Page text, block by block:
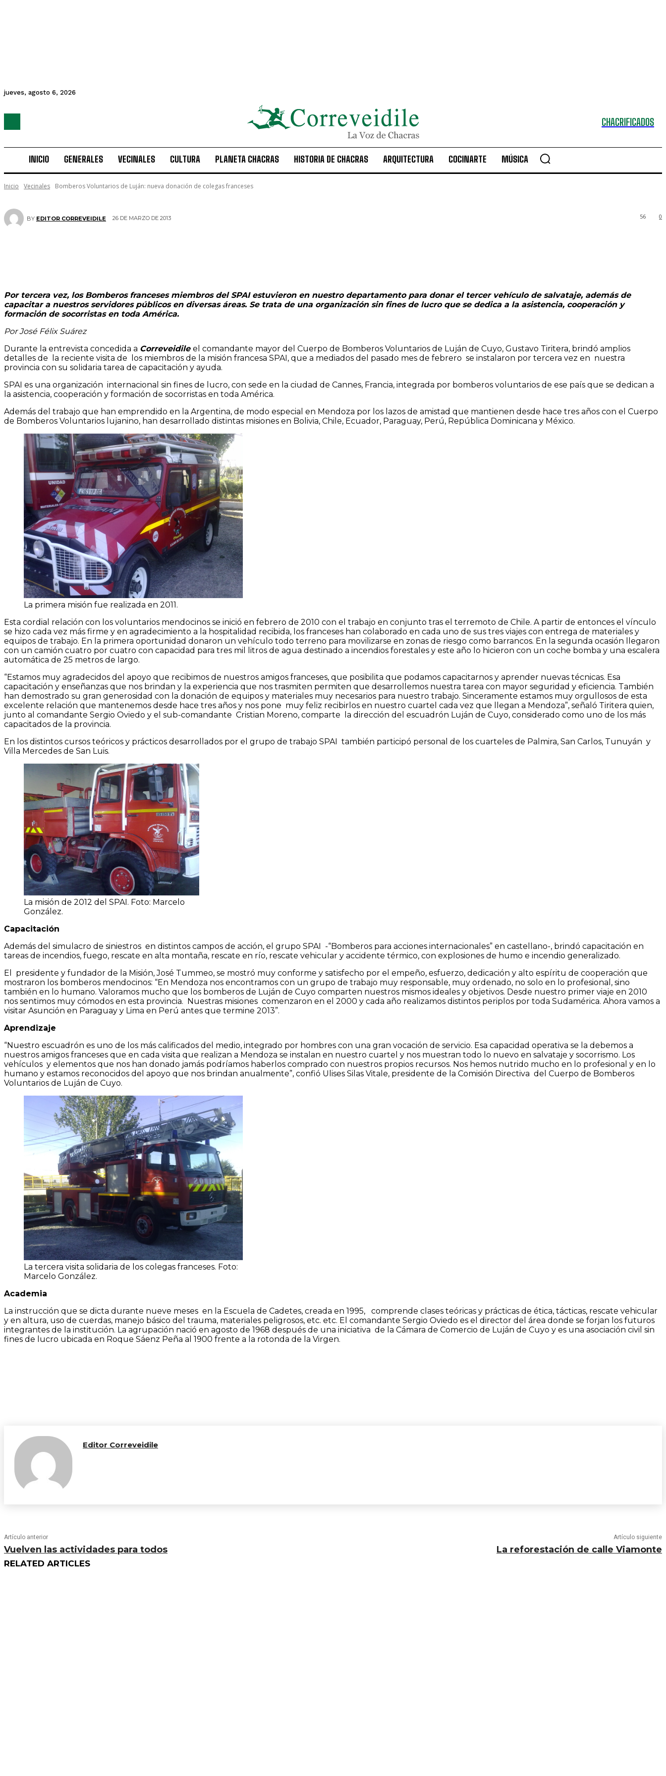
jueves, agosto 6, 2026
CHACRIFICADOS
INICIO GENERALES VECINALES CULTURA PLANETA CHACRAS HISTORIA DE CHACRAS ARQUITECTURA COCINARTE MÚSICA
Inicio Vecinales Bomberos Voluntarios de Luján: nueva donación de colegas franceses
BY EDITOR CORREVEIDILE 26 DE MARZO DE 2013 0
56
Por tercera vez, los Bomberos franceses miembros del SPAI estuvieron en nuestro departamento para donar el tercer vehículo de salvataje, además de
capacitar a nuestros servidores públicos en diversas áreas. Se trata de una organización sin fines de lucro que se dedica a la asistencia, cooperación y
formación de socorristas en toda América.
Por José Félix Suárez
Durante la entrevista concedida a Correveidile el comandante mayor del Cuerpo de Bomberos Voluntarios de Luján de Cuyo, Gustavo Tiritera, brindó amplios
detalles de la reciente visita de los miembros de la misión francesa SPAI, que a mediados del pasado mes de febrero se instalaron por tercera vez en nuestra
provincia con su solidaria tarea de capacitación y ayuda.
SPAI es una organización internacional sin fines de lucro, con sede en la ciudad de Cannes, Francia, integrada por bomberos voluntarios de ese país que se dedican a
la asistencia, cooperación y formación de socorristas en toda América.
Además del trabajo que han emprendido en la Argentina, de modo especial en Mendoza por los lazos de amistad que mantienen desde hace tres años con el Cuerpo
de Bomberos Voluntarios lujanino, han desarrollado distintas misiones en Bolivia, Chile, Ecuador, Paraguay, Perú, República Dominicana y México.
La primera misión fue realizada en 2011.
Esta cordial relación con los voluntarios mendocinos se inició en febrero de 2010 con el trabajo en conjunto tras el terremoto de Chile. A partir de entonces el vínculo
se hizo cada vez más firme y en agradecimiento a la hospitalidad recibida, los franceses han colaborado en cada uno de sus tres viajes con entrega de materiales y
equipos de trabajo. En la primera oportunidad donaron un vehículo todo terreno para movilizarse en zonas de riesgo como barrancos. En la segunda ocasión llegaron
con un camión cuatro por cuatro con capacidad para tres mil litros de agua destinado a incendios forestales y este año lo hicieron con un coche bomba y una escalera
automática de 25 metros de largo.
“Estamos muy agradecidos del apoyo que recibimos de nuestros amigos franceses, que posibilita que podamos capacitarnos y aprender nuevas técnicas. Esa
capacitación y enseñanzas que nos brindan y la experiencia que nos trasmiten permiten que desarrollemos nuestra tarea con mayor seguridad y eficiencia. También
han demostrado su gran generosidad con la donación de equipos y materiales muy necesarios para nuestro trabajo. Sinceramente estamos muy orgullosos de esta
excelente relación que mantenemos desde hace tres años y nos pone muy feliz recibirlos en nuestro cuartel cada vez que llegan a Mendoza”, señaló Tiritera quien,
junto al comandante Sergio Oviedo y el sub-comandante Cristian Moreno, comparte la dirección del escuadrón Luján de Cuyo, considerado como uno de los más
capacitados de la provincia.
En los distintos cursos teóricos y prácticos desarrollados por el grupo de trabajo SPAI también participó personal de los cuarteles de Palmira, San Carlos, Tunuyán y
Villa Mercedes de San Luis.
La misión de 2012 del SPAI. Foto: Marcelo
González.
Capacitación
Además del simulacro de siniestros en distintos campos de acción, el grupo SPAI -“Bomberos para acciones internacionales” en castellano-, brindó capacitación en
tareas de incendios, fuego, rescate en alta montaña, rescate en río, rescate vehicular y accidente térmico, con explosiones de humo e incendio generalizado.
El presidente y fundador de la Misión, José Tummeo, se mostró muy conforme y satisfecho por el empeño, esfuerzo, dedicación y alto espíritu de cooperación que
mostraron los bomberos mendocinos: “En Mendoza nos encontramos con un grupo de trabajo muy responsable, muy ordenado, no solo en lo profesional, sino
también en lo humano. Valoramos mucho que los bomberos de Luján de Cuyo comparten nuestros mismos ideales y objetivos. Desde nuestro primer viaje en 2010
nos sentimos muy cómodos en esta provincia. Nuestras misiones comenzaron en el 2000 y cada año realizamos distintos periplos por toda Sudamérica. Ahora vamos a
visitar Asunción en Paraguay y Lima en Perú antes que termine 2013”.
Aprendizaje
“Nuestro escuadrón es uno de los más calificados del medio, integrado por hombres con una gran vocación de servicio. Esa capacidad operativa se la debemos a
nuestros amigos franceses que en cada visita que realizan a Mendoza se instalan en nuestro cuartel y nos muestran todo lo nuevo en salvataje y socorrismo. Los
vehículos y elementos que nos han donado jamás podríamos haberlos comprado con nuestros propios recursos. Nos hemos nutrido mucho en lo profesional y en lo
humano y estamos reconocidos del apoyo que nos brindan anualmente”, confió Ulises Silas Vitale, presidente de la Comisión Directiva del Cuerpo de Bomberos
Voluntarios de Luján de Cuyo.
La tercera visita solidaria de los colegas franceses. Foto:
Marcelo González.
Academia
La instrucción que se dicta durante nueve meses en la Escuela de Cadetes, creada en 1995, comprende clases teóricas y prácticas de ética, tácticas, rescate vehicular
y en altura, uso de cuerdas, manejo básico del trauma, materiales peligrosos, etc. etc. El comandante Sergio Oviedo es el director del área donde se forjan los futuros
integrantes de la institución. La agrupación nació en agosto de 1968 después de una iniciativa de la Cámara de Comercio de Luján de Cuyo y es una asociación civil sin
fines de lucro ubicada en Roque Sáenz Peña al 1900 frente a la rotonda de la Virgen.
Editor Correveidile
Artículo anterior
Vuelven las actividades para todos
Artículo siguiente
La reforestación de calle Viamonte
RELATED ARTICLES